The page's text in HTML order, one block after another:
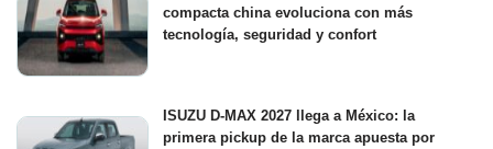
compacta china evoluciona con más
tecnología, seguridad y confort
ISUZU D-MAX 2027 llega a México: la
primera pickup de la marca apuesta por